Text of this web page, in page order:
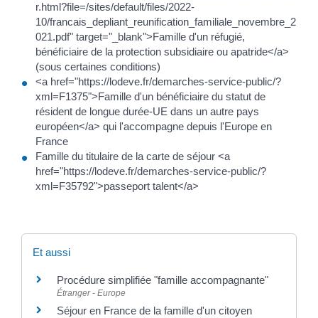
r.html?file=/sites/default/files/2022-
10/francais_depliant_reunification_familiale_novembre_2
021.pdf" target="_blank">Famille d'un réfugié,
bénéficiaire de la protection subsidiaire ou apatride</a>
(sous certaines conditions)
<a href="https://lodeve.fr/demarches-service-public/?
xml=F1375">Famille d'un bénéficiaire du statut de
résident de longue durée-UE dans un autre pays
européen</a> qui l'accompagne depuis l'Europe en
France
Famille du titulaire de la carte de séjour <a
href="https://lodeve.fr/demarches-service-public/?
xml=F35792">passeport talent</a>
Et aussi
Procédure simplifiée "famille accompagnante"
Étranger - Europe
Séjour en France de la famille d'un citoyen